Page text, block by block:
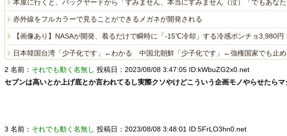
本屋に行くと、バックヤードから「すみません、本当にすみません（泣）「でもあ
赤外線をフルカラーで見ることができるメガネが開発される
【画像あり】NASAが開発、着るだけで瞬時に「-15℃冷却」する冷感ポンチョ3,980円
日本韓国台湾「少子化です」←わかる 中国北朝鮮「少子化です」←強権国家でも止め
海外「日本は戦勝国なんだよ」 戦後の日本人の特別な生き様に各国から称賛の声
ヒーローのサバイバルアクション Siege Survivors
2 名前： それでも動く名無し 投稿日：2023/08/08 3:47:05 ID:kWbuZG2x0.net
セブンは高いとか上げ底とか言われてるし実際クソやけどこういう企画モノやらせたら
3 名前： それでも動く名無し 投稿日：2023/08/08 3:48:01 ID:5FrLO3hn0.net